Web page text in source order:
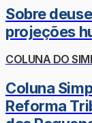
Sobre
projeções
COLUNA DO
Coluna
Reforma